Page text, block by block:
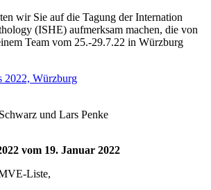
wir Sie auf die Tagung der Internation
(ISHE) aufmerksam machen, die von
Team vom 25.-29.7.22 in Würzburg
2022, Würzburg
und Lars Penke
vom 19. Januar 2022
Liste,